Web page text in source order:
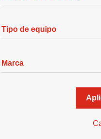
Tipo de equipo
Marca